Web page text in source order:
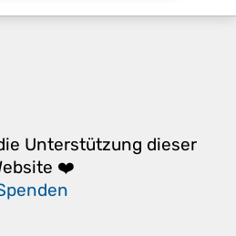
Unterstützung dieser
❤️